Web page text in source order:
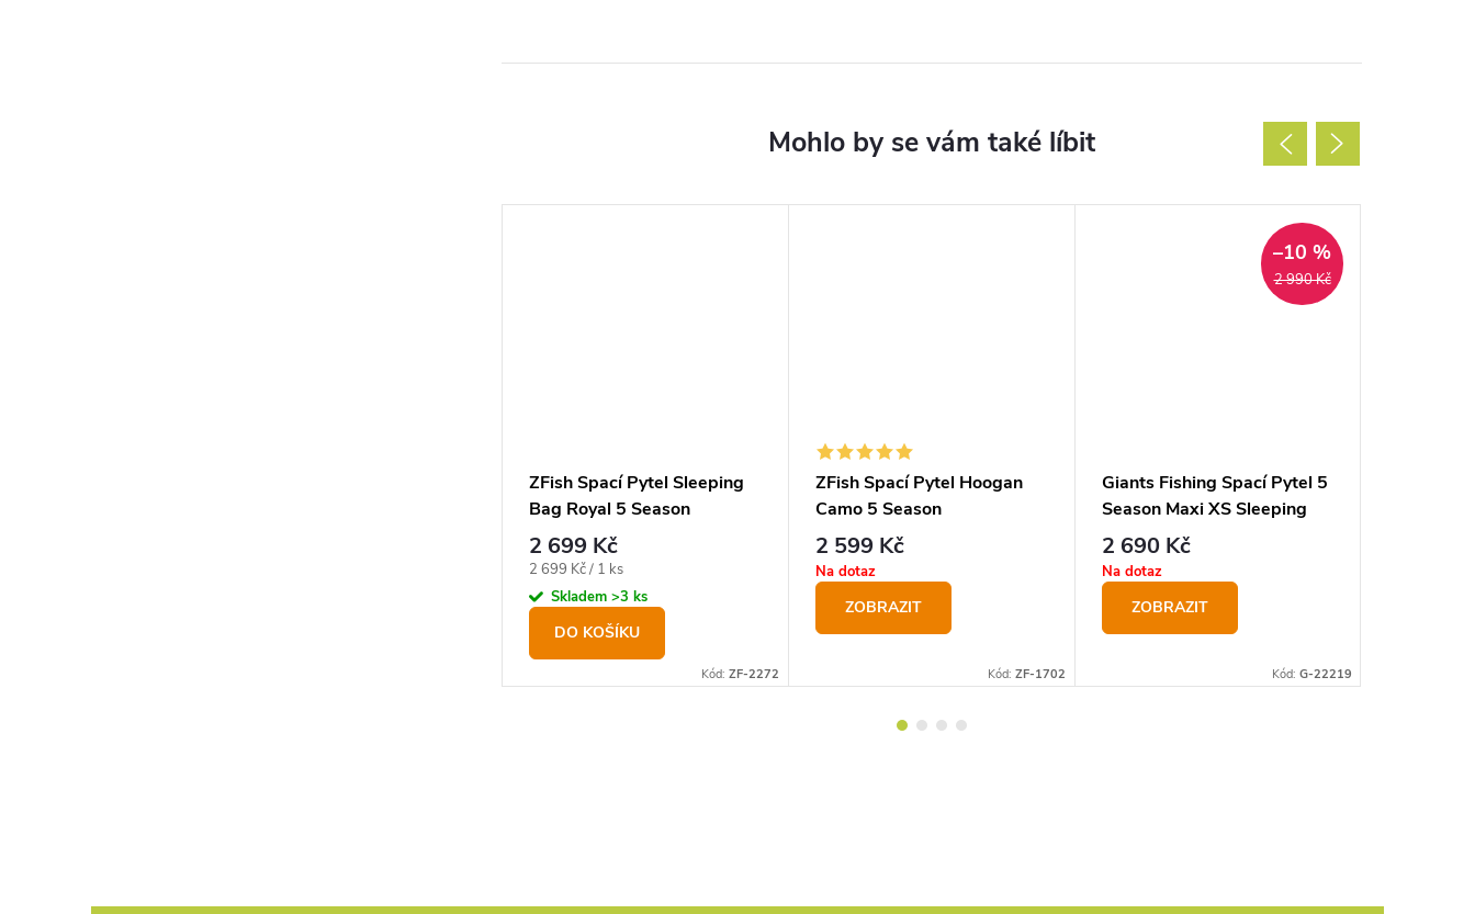
ZFish Spací Pytel Sleeping
Bag Royal 5 Season
2 699 Kč
Měrná
cena:
2 699 Kč / 1 ks
Skladem >3 ks
DO KOŠÍKU
Kód: ZF-2272
ZFish Spací Pytel Hoogan
Camo 5 Season
2 599 Kč
Na dotaz
ZOBRAZIT
Kód: ZF-1702
2 990 Kč
–10 %
Giants Fishing Spací Pytel 5
Season Maxi XS Sleeping
Bag
2 690 Kč
Na dotaz
ZOBRAZIT
Kód: G-22219